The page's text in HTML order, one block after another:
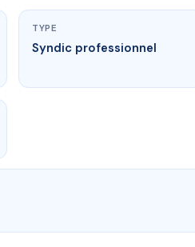
TYPE
Syndic professionnel